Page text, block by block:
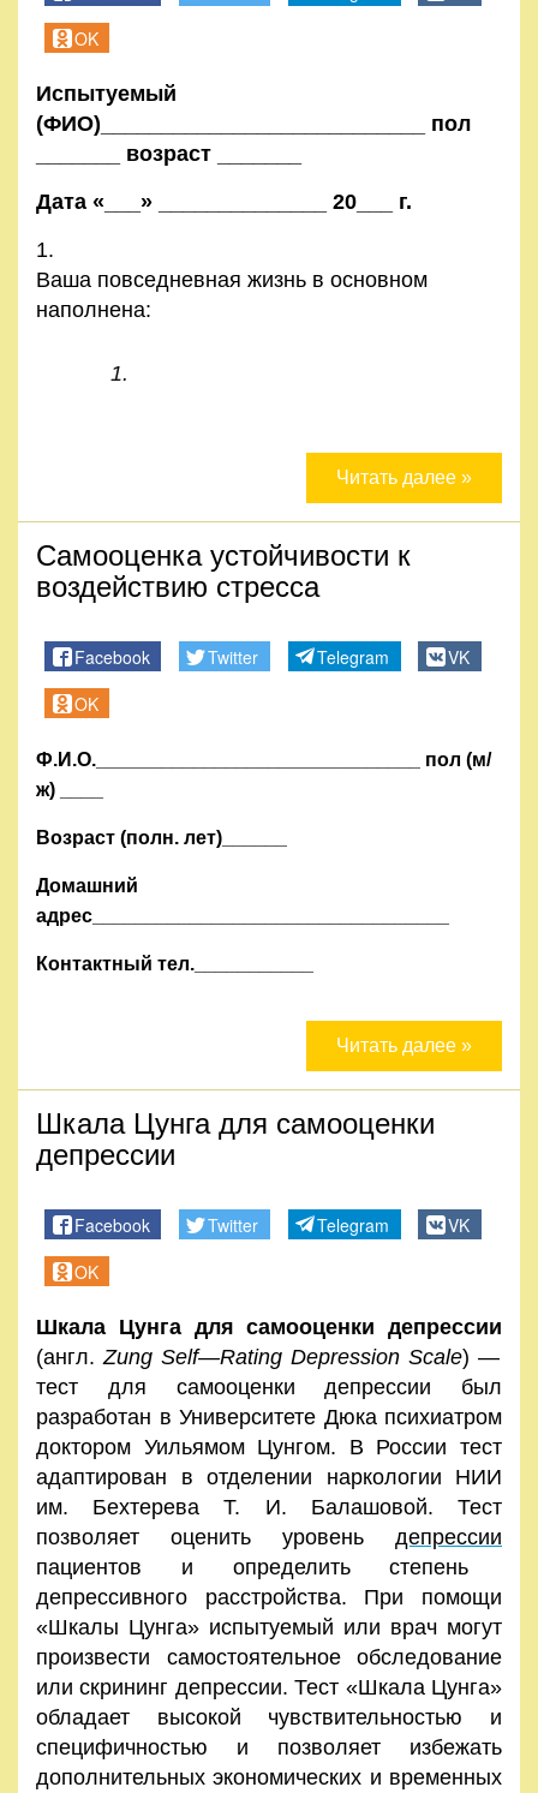
OK
Испытуемый
(ФИО)___________________________ пол
_______ возраст _______
Дата «___» ______________ 20___ г.
Ваша повседневная жизнь в основном
наполнена:
Читать далее »
Самооценка устойчивости к
воздействию стресса
Facebook Twitter Telegram
VK
OK
Ф.И.О.______________________________ пол (м/
ж) ____
Возраст (полн. лет)______
Домашний
адрес_________________________________
Контактный тел.___________
Читать далее »
Шкала Цунга для самооценки
депрессии
Facebook Twitter Telegram
VK
OK
Шкала Цунга для самооценки депрессии
(англ. Zung Self—Rating Depression Scale) —
тест для самооценки депрессии был
разработан в Университете Дюка психиатром
доктором Уильямом Цунгом. В России тест
адаптирован в отделении наркологии НИИ
им. Бехтерева Т. И. Балашовой. Тест
позволяет оценить уровень депрессии
пациентов и определить степень
депрессивного расстройства. При помощи
«Шкалы Цунга» испытуемый или врач могут
произвести самостоятельное обследование
или скрининг депрессии. Тест «Шкала Цунга»
обладает высокой чувствительностью и
специфичностью и позволяет избежать
дополнительных экономических и временных